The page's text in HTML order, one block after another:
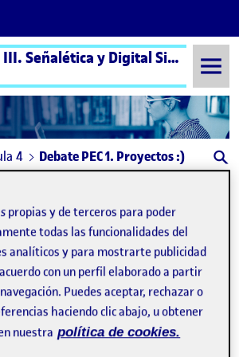
Proyecto III. Señalética y Digital Signage aula 4
4 Debate PEC 1. Proyectos :)
de entradas
1. Proyectos :)
publicación
-comentarioen Debate PEC 1. Proyectos :)
laboral lo que he hecho ha sido
de camarera en un catering el cual se
propias y de terceros para poder
todas las funcionalidades del
analíticos y para mostrarte publicidad
con un perfil elaborado a partir
Puedes aceptar, rechazar o
haciendo clic abajo, u obtener
nuestra política de cookies.